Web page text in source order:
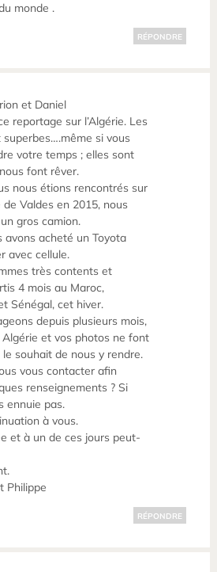
monde .
RÉPONDRE
et Daniel
reportage sur l’Algérie. Les
si vous
votre temps ; elles sont
font rêver.
nous étions rencontrés sur
de Valdes en 2015, nous
gros camion.
avons acheté un Toyota
avec cellule.
très contents et
4 mois au Maroc,
Sénégal, cet hiver.
depuis plusieurs mois,
et vos photos ne font
le souhait de nous y rendre.
vous contacter afin
renseignements ? Si
ennuie pas.
à vous.
et à un de ces jours peut-
Philippe
RÉPONDRE